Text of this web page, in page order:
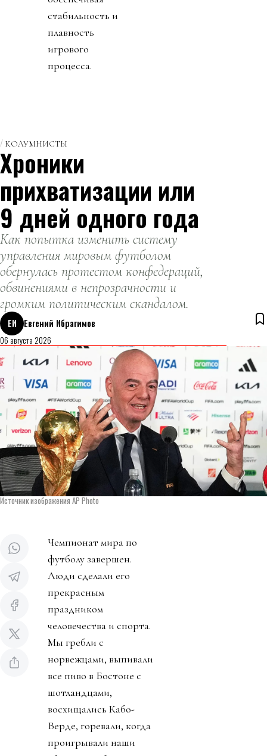
стабильность и
плавность
игрового
процесса.
КОЛУМНИСТЫ
Хроники
прихватизации или
9 дней одного года
Как попытка изменить систему
управления мировым футболом
обернулась протестом конфедераций,
обвинениями в непрозрачности и
громким политическим скандалом.
ЕИ
Евгений Ибрагимов
06 августа 2026
Источник изображения AP Photo
Чемпионат мира по
футболу завершен.
Люди сделали его
прекрасным
праздником
человечества и спорта.
Мы гребли с
норвежцами, выпивали
все пиво в Бостоне с
шотландцами,
восхищались Кабо-
Верде, горевали, когда
проигрывали наши